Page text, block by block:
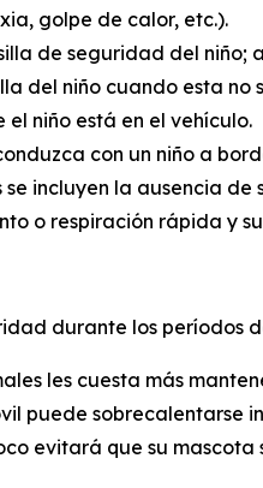
golpe de calor, etc.).
de seguridad del niño;
del niño cuando esta no
niño está en el vehículo.
con un niño a
incluyen la ausencia de
o respiración rápida y
durante los períodos
les cuesta más
puede sobrecalentarse
evitará que su mascota